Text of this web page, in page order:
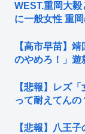
WEST.重岡大
に一般女性 重
【高市早苗】
のやめろ！」遊
【悲報】レズ
って耐えてんの
【悲報】八王